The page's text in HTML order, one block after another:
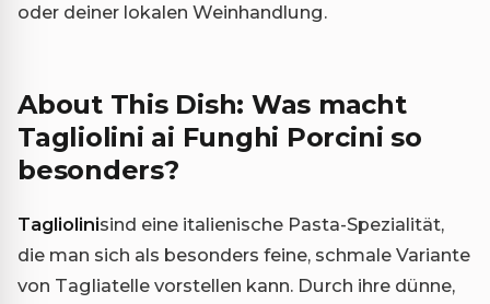
oder deiner lokalen Weinhandlung.
About This Dish: Was macht
Tagliolini ai Funghi Porcini so
besonders?
Tagliolinisind eine italienische Pasta-Spezialität,
die man sich als besonders feine, schmale Variante
von Tagliatelle vorstellen kann. Durch ihre dünne,